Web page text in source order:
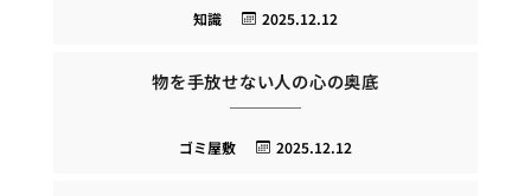
2025.12.12
知識
物を手放せない人の心の奥底
2025.12.12
ゴミ屋敷